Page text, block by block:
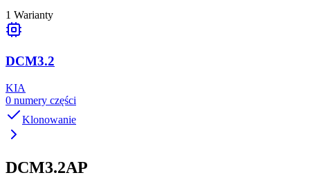
1 Warianty
DCM3.2
KIA
0 numery części
Klonowanie
DCM3.2AP